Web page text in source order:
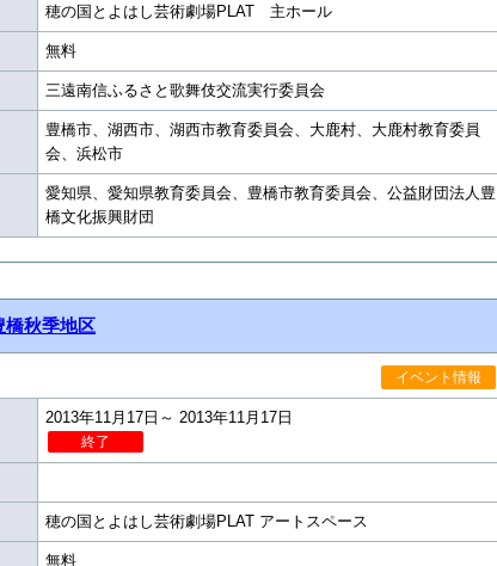
穂の国とよはし芸術劇場PLAT 主ホール
無料
三遠南信ふるさと歌舞伎交流実行委員会
豊橋市、湖西市、湖西市教育委員会、大鹿村、大鹿村教育委員
会、浜松市
愛知県、愛知県教育委員会、豊橋市教育委員会、公益財団法人豊
橋文化振興財団
秋季地区
イベント情報
2013年11月17日～ 2013年11月17日
終了
穂の国とよはし芸術劇場PLAT アートスペース
無料